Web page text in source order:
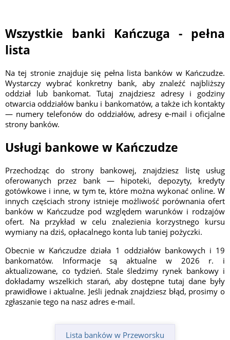
Wszystkie banki Kańczuga - pełna
lista
Na tej stronie znajduje się pełna lista banków w Kańczudze.
Wystarczy wybrać konkretny bank, aby znaleźć najbliższy
oddział lub bankomat. Tutaj znajdziesz adresy i godziny
otwarcia oddziałów banku i bankomatów, a także ich kontakty
— numery telefonów do oddziałów, adresy e-mail i oficjalne
strony banków.
Usługi bankowe w Kańczudze
Przechodząc do strony bankowej, znajdziesz listę usług
oferowanych przez bank — hipoteki, depozyty, kredyty
gotówkowe i inne, w tym te, które można wykonać online. W
innych częściach strony istnieje możliwość porównania ofert
banków w Kańczudze pod względem warunków i rodzajów
ofert. Na przykład w celu znalezienia korzystnego kursu
wymiany na dziś, opłacalnego konta lub taniej pożyczki.
Obecnie w Kańczudze działa 1 oddziałów bankowych i 19
bankomatów. Informacje są aktualne w 2026 r. i
aktualizowane, co tydzień. Stale śledzimy rynek bankowy i
dokładamy wszelkich starań, aby dostępne tutaj dane były
prawidłowe i aktualne. Jeśli jednak znajdziesz błąd, prosimy o
zgłaszanie tego na nasz adres e-mail.
Lista banków w Przeworsku